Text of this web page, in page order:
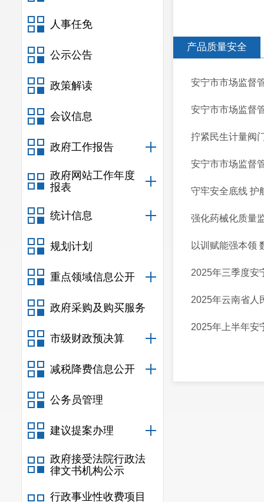
人事任免
公示公告
政策解读
会议信息
政府工作报告
政府网站工作年度
报表
统计信息
规划计划
重点领域信息公开
政府采购及购买服务
市级财政预决算
减税降费信息公开
公务员管理
建议提案办理
政府接受法院行政法
律文书机构公示
行政事业性收费项目
产品质量安全
安宁市市场监督
安宁市市场监督
拧紧民生计量阀
安宁市市场监督
守牢安全底线 护
强化药械化质量
以训赋能强本领
2025年三季度安
2025年云南省人
2025年上半年安